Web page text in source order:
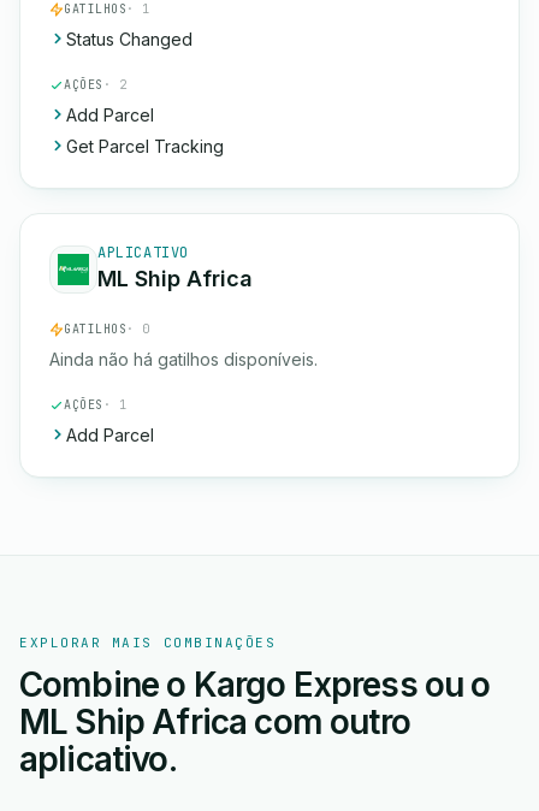
GATILHOS · 1
Status Changed
AÇÕES · 2
Add Parcel
Get Parcel Tracking
APLICATIVO
ML Ship Africa
GATILHOS · 0
Ainda não há gatilhos disponíveis.
AÇÕES · 1
Add Parcel
EXPLORAR MAIS COMBINAÇÕES
Combine o Kargo Express ou o
ML Ship Africa com outro
aplicativo.